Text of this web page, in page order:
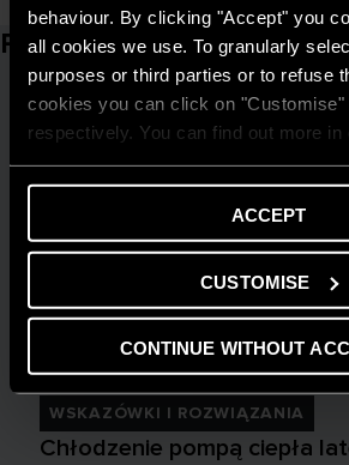
behaviour. By clicking "Accept" you
all cookies we use. To granularly
purposes or third parties or to refuse
cookies you can click on "Customise"
respectively. You can find out more in
ACCEPT
CUSTOMISE
CONTINUE WITHOUT
Powiązane artykuły
WSKAZÓWKI I ROZWIĄZANIA
Chłodzenie pompą ciepła